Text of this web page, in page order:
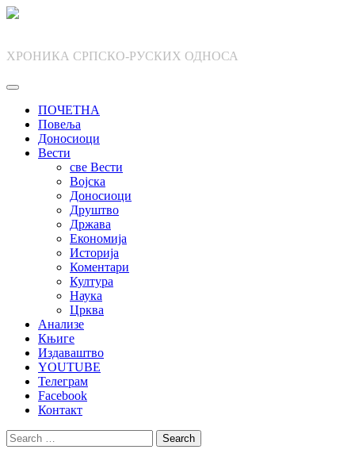
Skip
ХРОНИКА СРПСКО-РУСКИХ ОДНОСА
ПОЧЕТНА
Повеља
Доносиоци
Вести
све Вести
Војска
Доносиоци
Друштво
Држава
Економија
Историја
Коментари
Култура
Наука
Црква
Анализе
Књиге
Издаваштво
YOUTUBE
Телеграм
Facebook
Контакт
Search
for: